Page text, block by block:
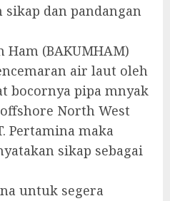
dan pandangan
(BAKUMHAM)
air laut oleh
bocornya pipa mnyak
North West
Pertamina maka
sikap sebagai
untuk segera